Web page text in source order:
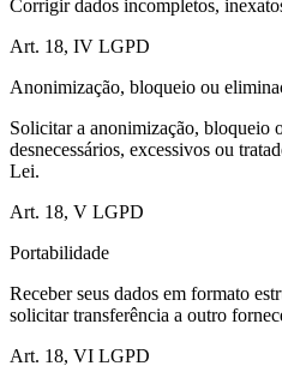
Corrigir dados incompletos,
Art. 18, IV LGPD
Anonimização, bloqueio ou
Solicitar a anonimização, bloqueio
desnecessários, excessivos ou
Lei.
Art. 18, V LGPD
Portabilidade
Receber seus dados em formato
solicitar transferência a outro
Art. 18, VI LGPD